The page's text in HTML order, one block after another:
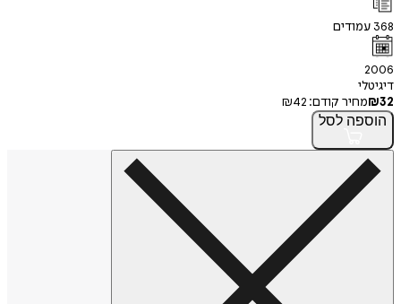
368 עמודים
2006
דיגיטלי
₪32 מחיר קודם: ₪42
הוספה לסל